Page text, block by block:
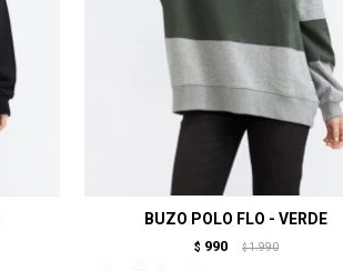
BUZO POLO FLO - VERDE
$ 990 $ 1.990